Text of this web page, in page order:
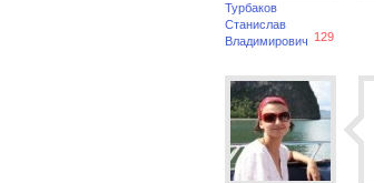
Турбаков
Станислав
Владимирович 129